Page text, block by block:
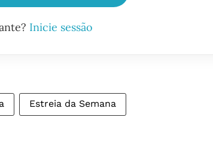
Inicie sessão
Estreia da Semana